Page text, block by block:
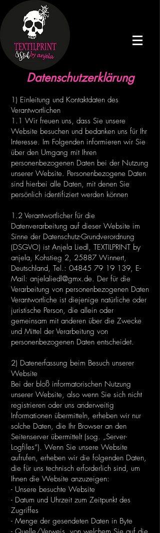
Datenschutzerklärung
1) Einleitung und Kontaktdaten des
Verantwortlichen
1.1 Wir freuen uns, dass Sie unsere
Website besuchen und bedanken uns für Ihr
Interesse. Im Folgenden informieren wir Sie
über den Umgang mit Ihren
personenbezogenen Daten bei der Nutzung
unserer Website. Personenbezogene Daten
sind hierbei alle Daten, mit denen Sie
persönlich identifiziert werden können
1.2 Verantwortlicher für die
Datenverarbeitung auf dieser Website im
Sinne der Datenschutz-Grundverordnung
(DSGVO) ist Anjela Liedl, TEXTILPRINT by
anjela, Kohstieg 2, 25887 Winnert,
Deutschland, Tel.: 04845 79 19 139, E-
Mail: anjelaliedl@gmx.de. Der für die
Verarbeitung von personenbezogenen Daten
Verantwortliche ist diejenige natürliche oder
juristische Person, die allein oder
gemeinsam mit anderen über die Zwecke
und Mittel der Verarbeitung von
personenbezogenen Daten entscheidet.
2) Datenerfassung beim Besuch unserer
Website
Bei der bloß informatorischen Nutzung
unserer Website, also wenn Sie sich nicht
registrieren oder uns anderweitig
Informationen übermitteln, erheben wir nur
solche Daten, die Ihr Browser an den
Seitenserver übermittelt (sog. „Server-
Logfiles“). Wenn Sie unsere Website
aufrufen, erheben wir die folgenden Daten,
die für uns technisch erforderlich sind, um
Ihnen die Website anzuzeigen:
- Unsere besuchte Website
- Datum und Uhrzeit zum Zeitpunkt des
Zugriffes
- Menge der gesendeten Daten in Byte